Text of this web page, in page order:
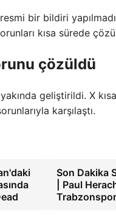
bir bildiri
kısa sürede
çözüldü
geliştirildi. X
karşılaştı.
Son Dakika
| Paul